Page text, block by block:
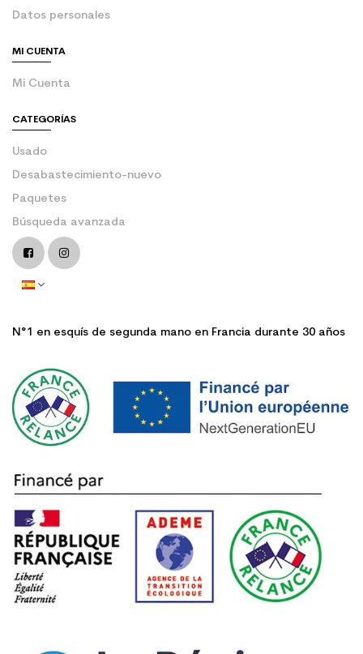
Datos personales
MI CUENTA
Mi Cuenta
CATEGORÍAS
Usado
Desabastecimiento-nuevo
Paquetes
Búsqueda avanzada
N°1 en esquís de segunda mano en Francia durante 30 años